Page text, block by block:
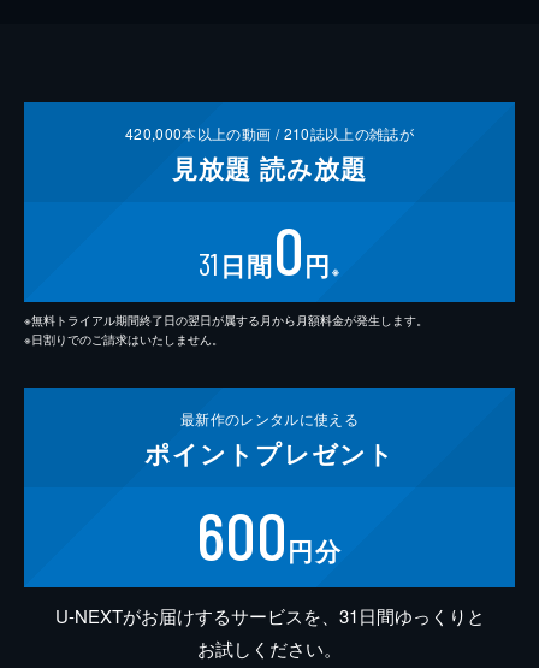
420,000本以上の動画 /210誌以上の雑誌が
見放題 読み放題
31 日間0円 ※
※無料トライアル期間終了日の翌日が属する月から月額料金が発生します。
※日割りでのご請求はいたしません。
最新作のレンタルに使える
ポイント プレゼント
600円分
U-NEXTがお届けするサービスを、31日間ゆっくりと
お試しください。